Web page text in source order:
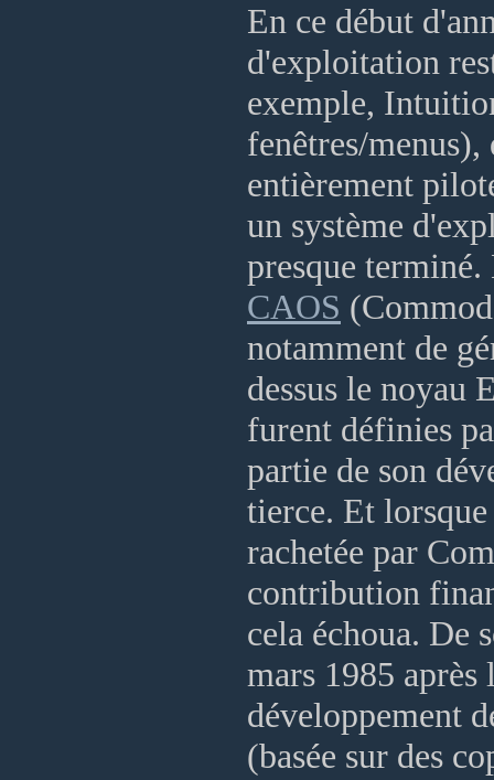
En ce début
d'exploitation
exemple,
fenêtres/
entièrement
un système
presque
CAOS
notamment de
dessus le noyau
furent définies
partie de son
tierce. Et
rachetée par
contribution
cela échoua. De
mars 1985
développement
(basée sur des